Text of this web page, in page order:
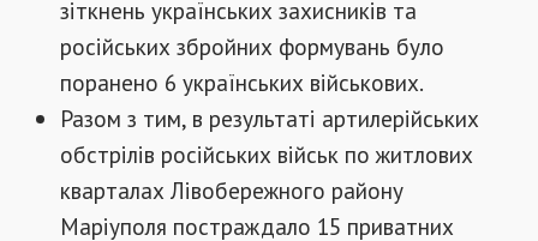
зіткнень українських захисників та
російських збройних формувань було
поранено 6 українських військових.
Разом з тим, в результаті артилерійських
обстрілів російських військ по житлових
кварталах Лівобережного району
Маріуполя постраждало 15 приватних